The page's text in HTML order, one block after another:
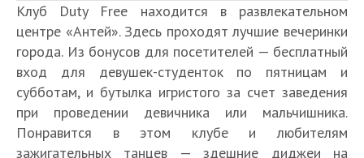
Клуб Duty Free находится в развлекательном
центре «Антей». Здесь проходят лучшие вечеринки
города. Из бонусов для посетителей — бесплатный
вход для девушек-студенток по пятницам и
субботам, и бутылка игристого за счет заведения
при проведении девичника или мальчишника.
Понравится в этом клубе и любителям
зажигательных танцев — здешние диджеи на